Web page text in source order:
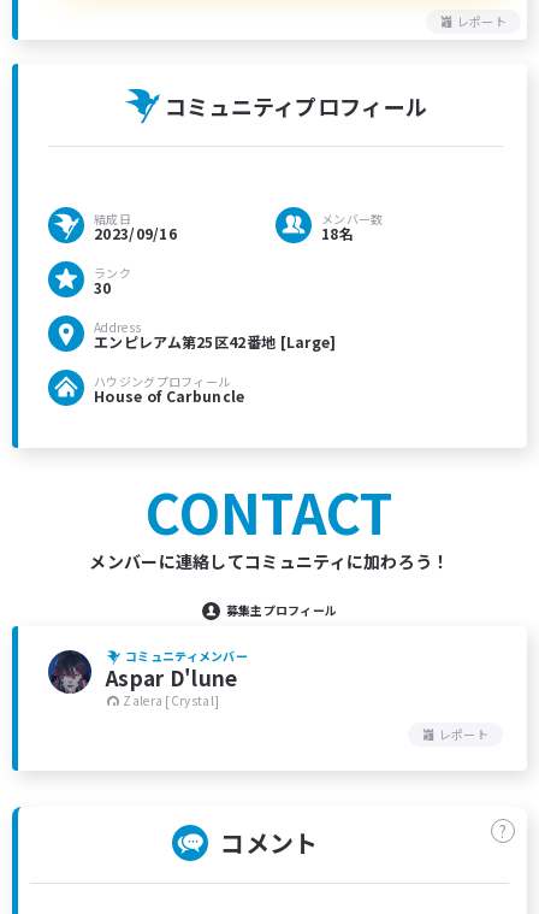
レポート
コミュニティプロフィール
結成日
2023/09/16
メンバー数
18名
ランク
30
Address
エンピレアム第25区42番地 [Large]
ハウジングプロフィール
House of Carbuncle
CONTACT
メンバーに連絡してコミュニティに加わろう！
募集主プロフィール
コミュニティメンバー
Aspar D'lune
Zalera [Crystal]
レポート
コメント ?